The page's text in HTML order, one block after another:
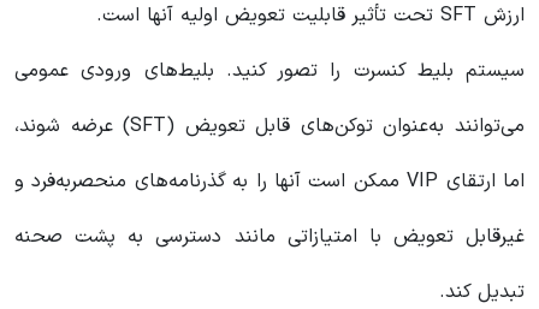
ارزش SFT تحت تأثیر قابلیت تعویض اولیه آنها است.
سیستم بلیط کنسرت را تصور کنید. بلیط‌های ورودی عمومی
می‌توانند به‌عنوان توکن‌های قابل تعویض (SFT) عرضه شوند،
اما ارتقای VIP ممکن است آنها را به گذرنامه‌های منحصربه‌فرد و
غیرقابل تعویض با امتیازاتی مانند دسترسی به پشت صحنه
تبدیل کند.